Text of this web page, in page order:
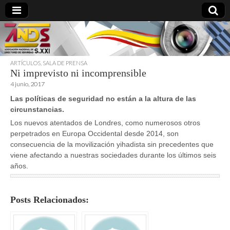
directoresdeseguridad.es
ARTÍCULOS SALA DE PRENSA
Ni imprevisto ni incomprensible
4 junio, 2017
Las políticas de seguridad no están a la altura de las
circunstancias.
Los nuevos atentados de Londres, como numerosos otros
perpetrados en Europa Occidental desde 2014, son
consecuencia de la movilización yihadista sin precedentes que
viene afectando a nuestras sociedades durante los últimos seis
años.
Posts Relacionados: